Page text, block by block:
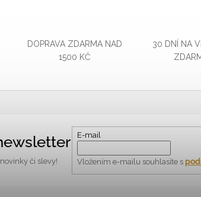
DOPRAVA ZDARMA NAD
1500 KČ
30 DNÍ NA
či slevy!
E-mail
Vložením e-mailu souhlasíte s